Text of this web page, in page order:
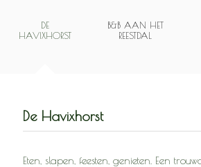
DE
HAVIXHORST
B&B AAN HET
REESTDAL
De Havixhorst
Eten, slapen, feesten, genieten. Een